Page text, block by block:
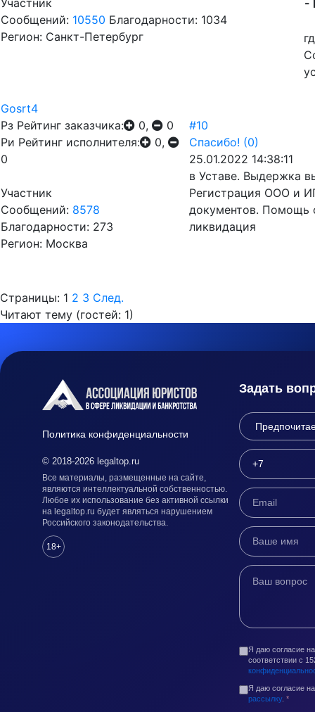
Участник
Сообщений: 10550 Благодарности: 1034
Регион: Санкт-Петербург
-
Gosrt4
Рз Рейтинг заказчика: 0,
0
Ри Рейтинг исполнителя:
0,
0
Участник
Сообщений: 8578
Благодарности: 273
Регион: Москва
#10
Спасибо! (0)
25.01.2022 14:38:11
в Уставе. Выдержка
Регистрация ООО и
документов. Помощь
ликвидация
Страницы: 1 2 3 След.
Читают тему (гостей: 1)
Политика конфиденциальности
© 2018-2026 legaltop.ru
Все материалы, размещенные на сайте,
являются интеллектуальной собственностью.
Любое их использование без активной ссылки
на legaltop.ru будет являться нарушением
Российского законодательства.
18+
Задать
Я даю согласие
соответствии с
Я даю согласие
рассылку. *